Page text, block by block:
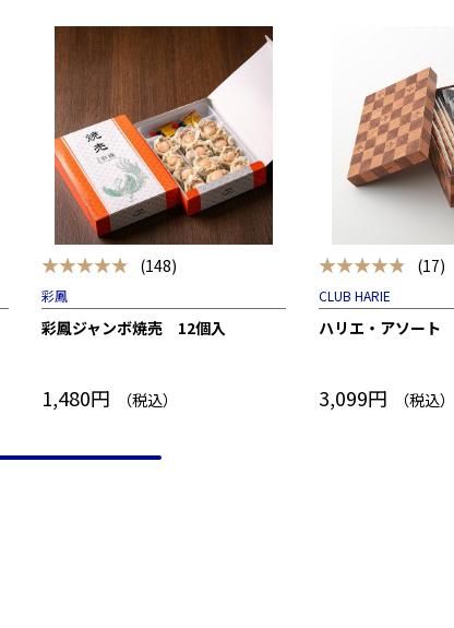
★★★★★ (148)
彩鳳
彩鳳ジャンボ焼売 12個入
1,480円 （税込）
★★★★★ (17)
CLUB HARIE
ハリエ・アソート
3,099円 （税込）